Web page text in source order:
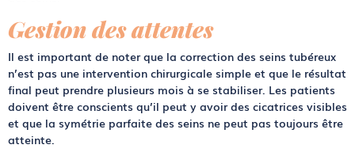
Gestion des attentes
Il est important de noter que la correction des seins tubéreux
n’est pas une intervention chirurgicale simple et que le résultat
final peut prendre plusieurs mois à se stabiliser. Les patients
doivent être conscients qu’il peut y avoir des cicatrices visibles
et que la symétrie parfaite des seins ne peut pas toujours être
atteinte.